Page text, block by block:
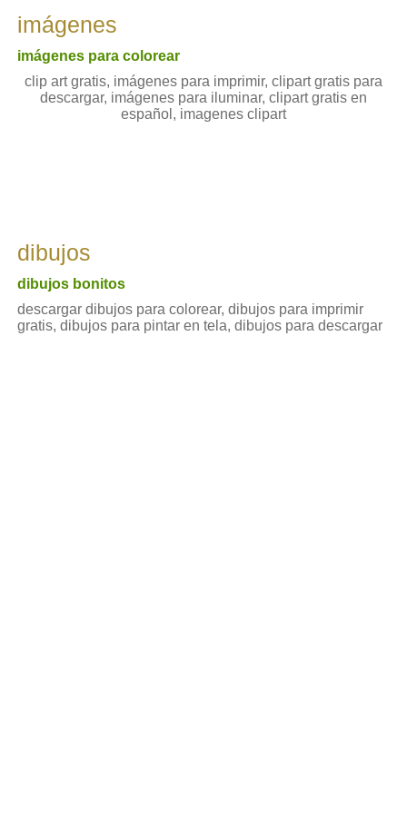
imágenes
imágenes para colorear
clip art gratis, imágenes para imprimir, clipart gratis para
descargar, imágenes para iluminar, clipart gratis en
español, imagenes clipart
dibujos
dibujos bonitos
descargar dibujos para colorear, dibujos para imprimir
gratis, dibujos para pintar en tela, dibujos para descargar